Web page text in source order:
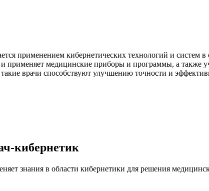
применением кибернетических технологий и
медицинские приборы и программы, а также
врачи способствуют улучшению точности и
кибернетик
знания в области кибернетики для решения